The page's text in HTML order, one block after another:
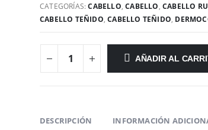
CATEGORÍAS:CABELLO,CABELLO,CABELLO
CABELLO TEÑIDO,CABELLO TEÑIDO,
AÑADIR AL
DESCRIPCIÓN INFORMACIÓN